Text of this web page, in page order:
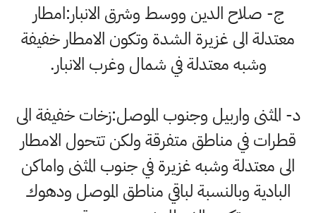
ج- صلاح الدين ووسط وشرق الانبار:امطار
معتدلة الى غزيرة الشدة وتكون الامطار خفيفة
وشبه معتدلة في شمال وغرب الانبار.
د- المثنى واربيل وجنوب الموصل:زخات خفيفة الى
قطرات في مناطق متفرقة ولكن تتحول الامطار
الى معتدلة وشبه غزيرة في جنوب المثنى واماكن
البادية وبالنسبة لباقي مناطق الموصل ودهوك